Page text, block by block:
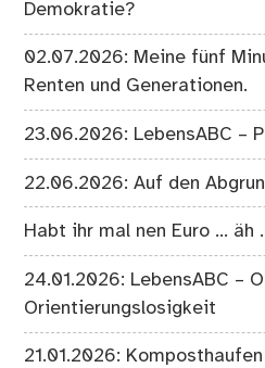
Demokratie?
02.07.2026: Meine fünf
Renten und Generationen.
23.06.2026: LebensABC –
22.06.2026: Auf den
Habt ihr mal nen Euro … äh
24.01.2026: LebensABC –
Orientierungslosigkeit
21.01.2026: